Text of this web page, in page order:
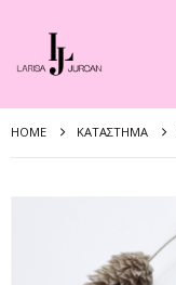
HOME ΚΑΤΆΣΤΗΜΑ